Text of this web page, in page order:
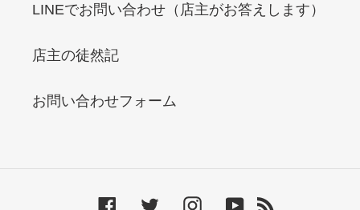
LINEでお問い合わせ（店主がお答えします）
店主の徒然記
お問い合わせフォーム
FacebookTwitterInstagramYouTube